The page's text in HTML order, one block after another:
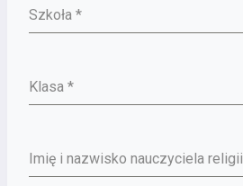
Szkoła *
Klasa *
Imię i nazwisko nauczyciela religii